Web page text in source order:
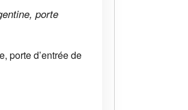
porte
porte d’entrée de